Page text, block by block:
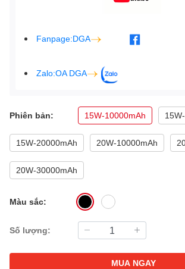
Fanpage:DGA
Zalo:OA DGA
Phiên bản: 15W-10000mAh
15W-20000mAh 20W-10000mAh
20W-30000mAh
Màu sắc:
Số lượng:
MUA NGAY